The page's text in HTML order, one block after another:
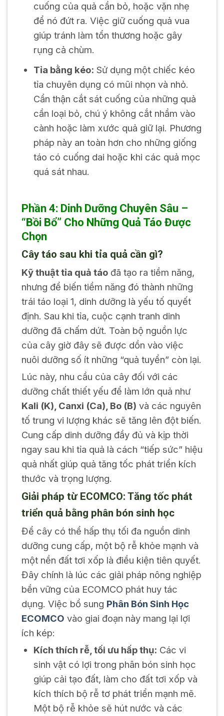
cuống của quả cần bỏ, hoặc vặn nhẹ
để nó đứt ra. Việc giữ cuống quả vua
giúp tránh làm tổn thương hoặc gây
rụng cả chùm.
Tỉa bằng kéo: Sử dụng một chiếc kéo
tỉa chuyên dụng có mũi nhọn và nhỏ.
Cẩn thận cắt sát cuống của những quả
cần loại bỏ, chú ý không cắt nhầm vào
cành hoặc làm xước quả giữ lại. Phương
pháp này an toàn hơn cho những giống
táo có cuống dai hoặc khi các quả mọc
quá sát nhau.
Phần 4: Dinh Dưỡng Chuyên Sâu –
“Bồi Bổ” Cho Những Quả Táo Được
Chọn
Cây táo sau khi tỉa quả cần gì?
Kỹ thuật tỉa quả táođã tạo ra tiềm năng,
nhưng để biến tiềm năng đó thành những
trái táo loại 1, dinh dưỡng là yếu tố quyết
định. Sau khi tỉa, cuộc cạnh tranh dinh
dưỡng đã chấm dứt. Toàn bộ nguồn lực
của cây giờ đây sẽ được dồn vào việc
nuôi dưỡng số ít những “quả tuyển” còn lại.
Lúc này, nhu cầu của cây đối với các
dưỡng chất thiết yếu để làm lớn quả như
Kali (K), Canxi (Ca), Bo (B) và các nguyên
tố trung vi lượng khác sẽ tăng lên đột biến.
Cung cấp dinh dưỡng đầy đủ và kịp thời
ngay sau khi tỉa quả là cách “tiếp sức” hiệu
quả nhất giúp quả tăng tốc phát triển kích
thước và trọng lượng.
Giải pháp từ ECOMCO: Tăng tốc phát
triển quả bằng phân bón sinh học
Để cây có thể hấp thụ tối đa nguồn dinh
dưỡng cung cấp, một bộ rễ khỏe mạnh và
một nền đất tơi xốp là điều kiện tiên quyết.
Đây chính là lúc các giải pháp nông nghiệp
bền vững của ECOMCO phát huy tác
dụng. Việc bổ sung Phân Bón Sinh Học
ECOMCO vào giai đoạn này mang lại lợi
ích kép:
Kích thích rễ, tối ưu hấp thụ: Các vi
sinh vật có lợi trong phân bón sinh học
giúp cải tạo đất, làm cho đất tơi xốp và
kích thích bộ rễ tơ phát triển mạnh mẽ.
Một bộ rễ khỏe sẽ hút nước và các